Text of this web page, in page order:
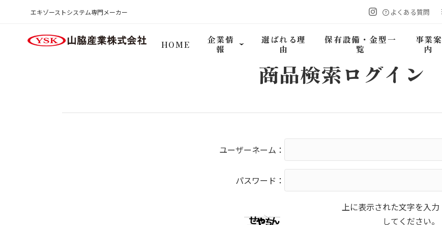
エキゾーストシステム専門メーカー よくある質問
HOME 企業情
報
選ばれる理
由
保有設備・金型一
覧
事業案
内
HOME 商品検索ログイン
商品検索ログイン
ユーザーネーム：
パスワード：
上に表示された文字を入力
してください。